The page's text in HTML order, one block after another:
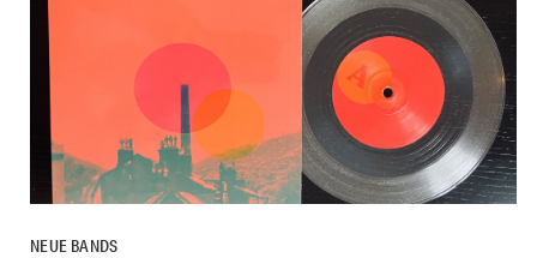
NEUE BANDS